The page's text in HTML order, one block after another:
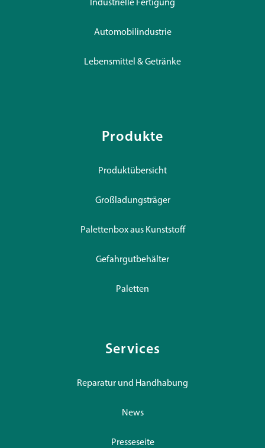
Industrielle Fertigung
Automobilindustrie
Lebensmittel & Getränke
Produkte
Produktübersicht
Großladungsträger
Palettenbox aus Kunststoff
Gefahrgutbehälter
Paletten
Services
Reparatur und Handhabung
News
Presseseite